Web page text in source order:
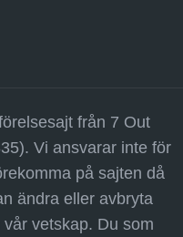
från 7 Out
Vi ansvarar inte för
på sajten då
ändra eller avbryta
vetskap. Du som